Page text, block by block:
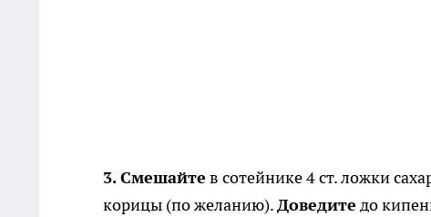
3. Смешайте в сотейнике 4 ст. ложки
корицы (по желанию).Доведите до